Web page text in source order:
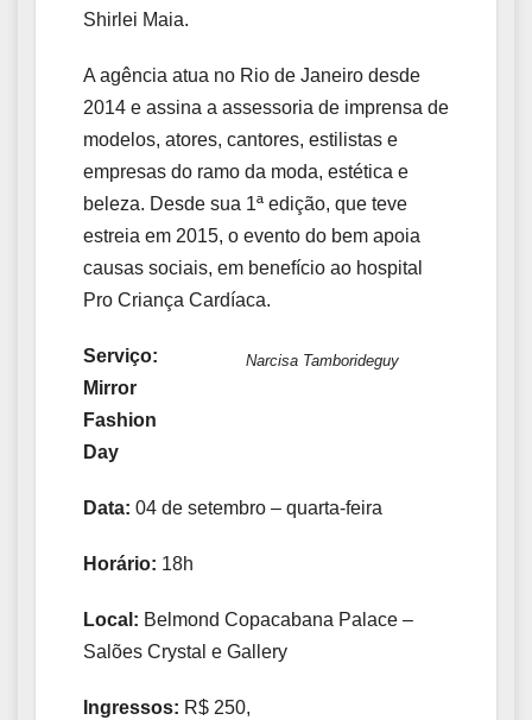
Shirlei Maia.
A agência atua no Rio de Janeiro desde
2014 e assina a assessoria de imprensa de
modelos, atores, cantores, estilistas e
empresas do ramo da moda, estética e
beleza. Desde sua 1ª edição, que teve
estreia em 2015, o evento do bem apoia
causas sociais, em benefício ao hospital
Pro Criança Cardíaca.
Narcisa Tamborideguy
Serviço:
Mirror
Fashion
Day
Data: 04 de setembro – quarta-feira
Horário: 18h
Local: Belmond Copacabana Palace –
Salões Crystal e Gallery
Ingressos: R$ 250,